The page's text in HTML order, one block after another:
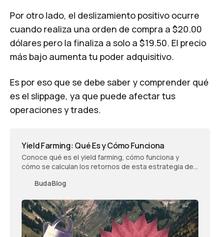
Por otro lado, el deslizamiento positivo ocurre
cuando realiza una orden de compra a $20.00
dólares pero la finaliza a solo a $19.50. El precio
más bajo aumenta tu poder adquisitivo.
Es por eso que se debe saber y comprender qué
es el slippage, ya que puede afectar tus
operaciones y trades.
Yield Farming: Qué Es y Cómo Funciona
Conoce qué es el yield farming, cómo funciona y
cómo se calculan los retornos de esta estrategia de
BudaBlog